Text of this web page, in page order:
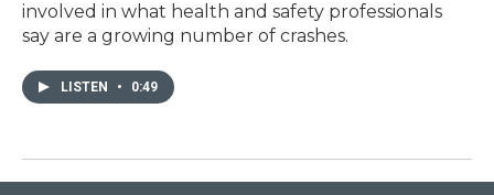
involved in what health and safety professionals
say are a growing number of crashes.
LISTEN • 0:49